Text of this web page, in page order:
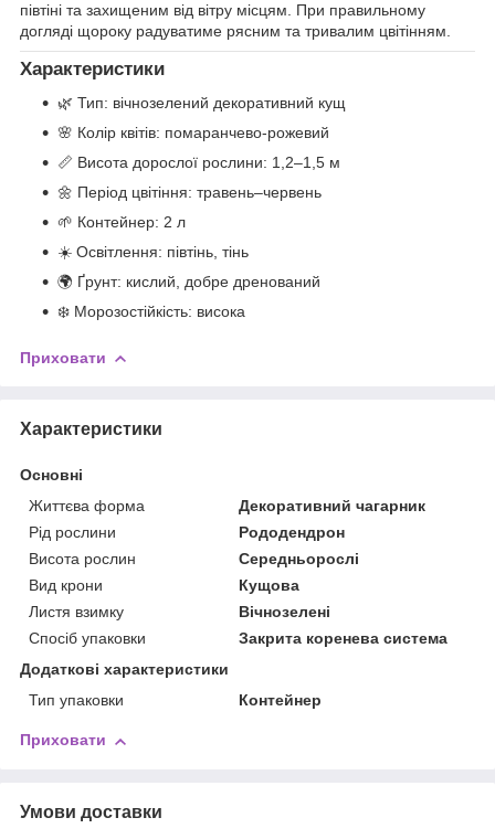
півтіні та захищеним від вітру місцям. При правильному
догляді щороку радуватиме рясним та тривалим цвітінням.
Характеристики
🌿 Тип: вічнозелений декоративний кущ
🌸 Колір квітів: помаранчево-рожевий
📏 Висота дорослої рослини: 1,2–1,5 м
🌼 Період цвітіння: травень–червень
🌱 Контейнер: 2 л
☀️ Освітлення: півтінь, тінь
🌍 Ґрунт: кислий, добре дренований
❄️ Морозостійкість: висока
Приховати
Характеристики
Основні
Життєва форма
Декоративний чагарник
Рід рослини
Рододендрон
Висота рослин
Середньорослі
Вид крони
Кущова
Листя взимку
Вічнозелені
Спосіб упаковки
Закрита коренева система
Додаткові характеристики
Тип упаковки
Контейнер
Приховати
Умови доставки